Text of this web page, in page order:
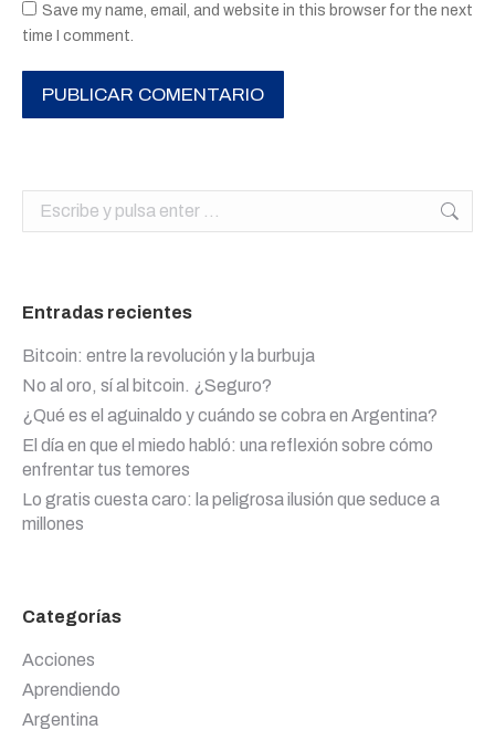
Save my name, email, and website in this browser for the next
time I comment.
PUBLICAR COMENTARIO
Buscar:
Entradas recientes
Bitcoin: entre la revolución y la burbuja
No al oro, sí al bitcoin. ¿Seguro?
¿Qué es el aguinaldo y cuándo se cobra en Argentina?
El día en que el miedo habló: una reflexión sobre cómo
enfrentar tus temores
Lo gratis cuesta caro: la peligrosa ilusión que seduce a
millones
Categorías
Acciones
Aprendiendo
Argentina